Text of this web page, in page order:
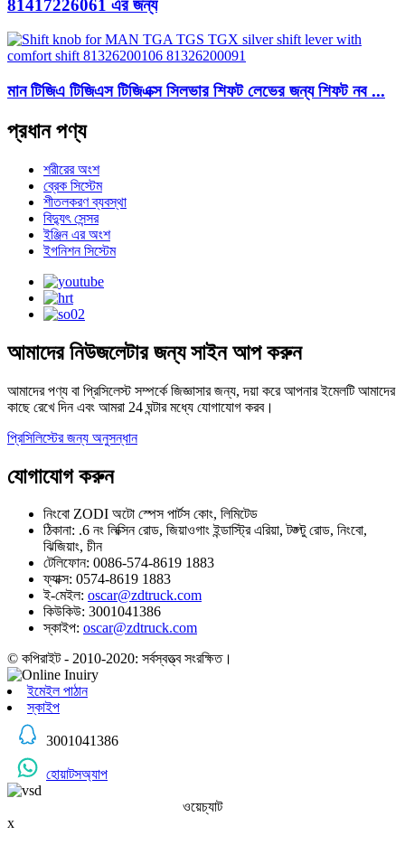
81417226061 এর জন্য
মান টিজিএ টিজিএস টিজিএক্স সিলভার শিফট লেভের জন্য শিফট নব ...
প্রধান পণ্য
শরীরের অংশ
ব্রেক সিস্টেম
শীতলকরণ ব্যবস্থা
বিদ্যুৎ সেন্সর
ইঞ্জিন এর অংশ
ইগনিশন সিস্টেম
আমাদের নিউজলেটার জন্য সাইন আপ করুন
আমাদের পণ্য বা প্রিসিলেস্ট সম্পর্কে জিজ্ঞাসার জন্য, দয়া করে আপনার ইমেলটি আমাদের
কাছে রেখে দিন এবং আমরা 24 ঘন্টার মধ্যে যোগাযোগ করব।
প্রিসিলিস্টের জন্য অনুসন্ধান
যোগাযোগ করুন
নিংবো ZODI অটো স্পেস পার্টস কোং, লিমিটেড
ঠিকানা: .6 নং লিক্সিন রোড, জিয়াওগাং ইন্ডাস্ট্রি এরিয়া, টঙ্গ্টু রোড, নিংবো,
ঝিজিয়াং, চীন
টেলিফোন: 0086-574-8619 1883
ফ্যাক্স: 0574-8619 1883
ই-মেইল: oscar@zdtruck.com
কিউকিউ: 3001041386
স্কাইপ: oscar@zdtruck.com
© কপিরাইট - 2010-2020: সর্বস্বত্ত্ব সংরক্ষিত।
ইমেইল পাঠান
স্কাইপ
3001041386
হোয়াটসঅ্যাপ
ওয়েচ্যাট
x